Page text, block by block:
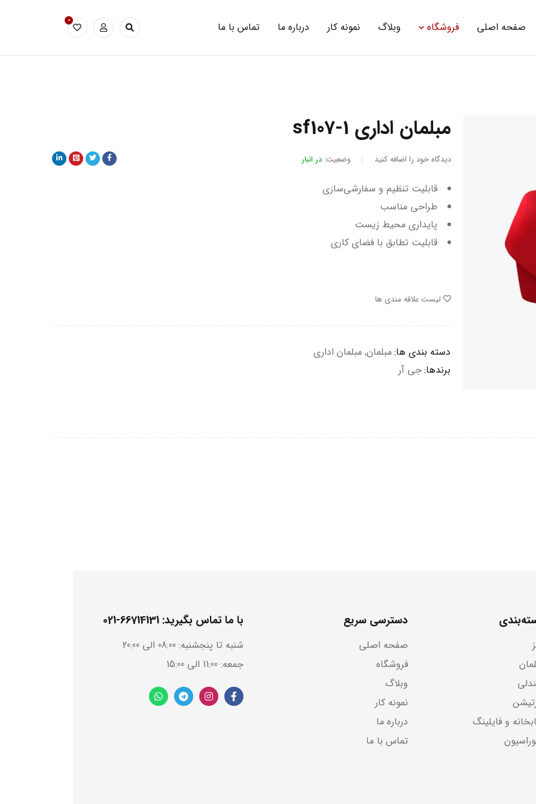
صفحه اصلی فروشگاه وبلاگ نمونه کار درباره ما تماس با ما 0
مبلمان اداری sf107-1
دیدگاه خود را اضافه کنید وضعیت: در انبار
قابلیت تنظیم و سفارشی‌سازی
طراحی مناسب
پایداری محیط زیست
قابلیت تطابق با فضای کاری
لیست علاقه مندی ها
دسته بندی ها:مبلمان, مبلمان اداری
برندها:جی آر
و فایلینگ
دسترسی سریع
صفحه اصلی
فروشگاه
وبلاگ
نمونه کار
درباره ما
تماس با ما
با ما تماس بگیرید: 66714131-021
شنبه تا پنجشنبه: 08:00 الی 20:00
جمعه: 11:00 الی 15:00